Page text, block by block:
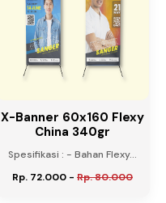
X-Banner 60x160 Flexy
China 340gr
Spesifikasi : - Bahan Flexy...
Rp. 72.000 - Rp. 80.000